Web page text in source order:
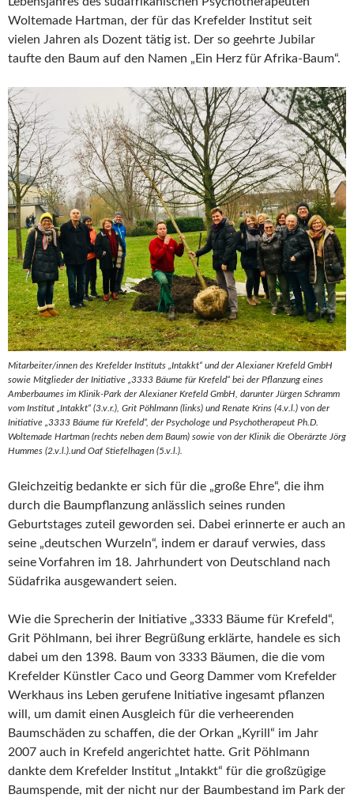
Woltemade Hartman, der für das Krefelder Institut seit
vielen Jahren als Dozent tätig ist. Der so geehrte Jubilar
taufte den Baum auf den Namen „Ein Herz für Afrika-Baum“.
Mitarbeiter/innen des Krefelder Instituts „Intakkt“ und der Alexianer Krefeld GmbH
sowie Mitglieder der Initiative „3333 Bäume für Krefeld“ bei der Pflanzung eines
Amberbaumes im Klinik-Park der Alexianer Krefeld GmbH, darunter Jürgen Schramm
vom Institut „Intakkt“ (3.v.r.), Grit Pöhlmann (links) und Renate Krins (4.v.l.) von der
Initiative „3333 Bäume für Krefeld“, der Psychologe und Psychotherapeut Ph.D.
Woltemade Hartman (rechts neben dem Baum) sowie von der Klinik die Oberärzte Jörg
Hummes (2.v.l.).und Oaf Stiefelhagen (5.v.l.).
Gleichzeitig bedankte er sich für die „große Ehre“, die ihm
durch die Baumpflanzung anlässlich seines runden
Geburtstages zuteil geworden sei. Dabei erinnerte er auch an
seine „deutschen Wurzeln“, indem er darauf verwies, dass
seine Vorfahren im 18. Jahrhundert von Deutschland nach
Südafrika ausgewandert seien.
Wie die Sprecherin der Initiative „3333 Bäume für Krefeld“,
Grit Pöhlmann, bei ihrer Begrüßung erklärte, handele es sich
dabei um den 1398. Baum von 3333 Bäumen, die die vom
Krefelder Künstler Caco und Georg Dammer vom Krefelder
Werkhaus ins Leben gerufene Initiative ingesamt pflanzen
will, um damit einen Ausgleich für die verheerenden
Baumschäden zu schaffen, die der Orkan „Kyrill“ im Jahr
2007 auch in Krefeld angerichtet hatte. Grit Pöhlmann
dankte dem Krefelder Institut „Intakkt“ für die großzügige
Baumspende, mit der nicht nur der Baumbestand im Park der